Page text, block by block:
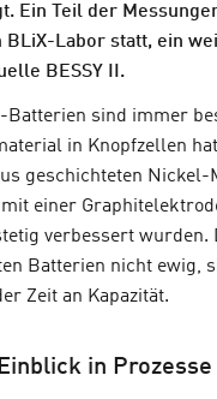
Ein Teil der
BLiX-Labor statt, ein
BESSY II.
sind immer
in Knopfzellen
geschichteten Nickel-
mit einer
verbessert wurden.
Batterien nicht ewig,
Zeit an Kapazität.
in Prozesse